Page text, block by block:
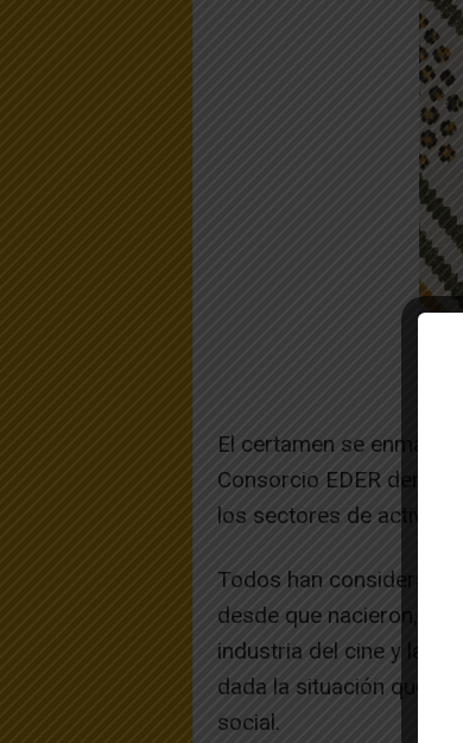
El certamen se
Consorcio EDER dentro
los sectores de
Todos han considerado
desde que nacieron,
industria del cine y las
dada la situación que
social.